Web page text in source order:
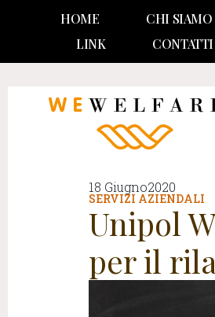
HOME CHI SIAMO
LINK
CONTATTI
18 Giugno2020
SERVIZI AZIENDALI
Unipol
per il